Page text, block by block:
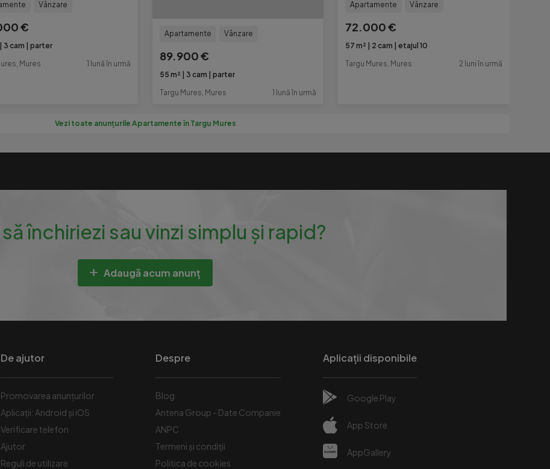
Vânzare
€
3 cam
parter
Mures
1 lună în urmă
Apartamente Vânzare
89.900 €
55 m² 3 cam
parter
Targu Mures, Mures
1 lună în urmă
Apartamente Vânzare
72.000 €
57 m² 2 cam
etajul 10
Targu Mures, Mures
2 luni în urmă
Vezi toate anunțurile Apartamente în Targu Mures
închiriezi sau vinzi simplu și rapid?
Adaugă acum anunț
De ajutor
Promovarea anunțurilor
Aplicații: Android și iOS
Verificare telefon
Ajutor
Reguli de utilizare
Despre
Blog
Antena Group - Date Companie
ANPC
Termeni și condiții
Politica de cookies
Aplicații disponibile
Google Play
App Store
AppGallery